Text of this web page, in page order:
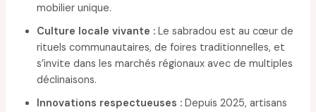
mobilier unique.
Culture locale vivante :Le sabradou est au cœur de
rituels communautaires, de foires traditionnelles, et
s’invite dans les marchés régionaux avec de multiples
déclinaisons.
Innovations respectueuses :Depuis 2025, artisans